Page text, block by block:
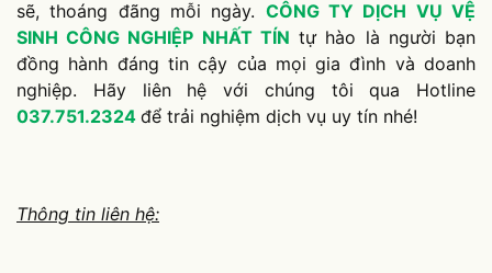
sẽ, thoáng đãng mỗi ngày. CÔNG TY DỊCH VỤ VỆ
SINH CÔNG NGHIỆP NHẤT TÍN tự hào là người bạn
đồng hành đáng tin cậy của mọi gia đình và doanh
nghiệp. Hãy liên hệ với chúng tôi qua Hotline
037.751.2324 để trải nghiệm dịch vụ uy tín nhé!
Thông tin liên hệ: